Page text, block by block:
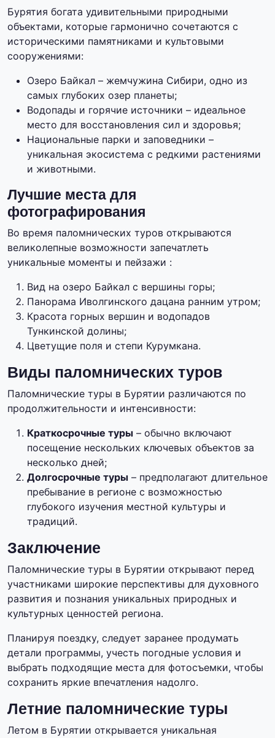
Бурятия богата удивительными природными
объектами, которые гармонично сочетаются с
историческими памятниками и культовыми
сооружениями:
Озеро Байкал – жемчужина Сибири, одно из
самых глубоких озер планеты;
Водопады и горячие источники – идеальное
место для восстановления сил и здоровья;
Национальные парки и заповедники –
уникальная экосистема с редкими растениями
и животными.
Лучшие места для
фотографирования
Во время паломнических туров открываются
великолепные возможности запечатлеть
уникальные моменты и пейзажи :
Вид на озеро Байкал с вершины горы;
Панорама Иволгинского дацана ранним утром;
Красота горных вершин и водопадов
Тункинской долины;
Цветущие поля и степи Курумкана.
Виды паломнических туров
Паломнические туры в Бурятии различаются по
продолжительности и интенсивности:
Краткосрочные туры – обычно включают
посещение нескольких ключевых объектов за
несколько дней;
Долгосрочные туры – предполагают длительное
пребывание в регионе с возможностью
глубокого изучения местной культуры и
традиций.
Заключение
Паломнические туры в Бурятии открывают перед
участниками широкие перспективы для духовного
развития и познания уникальных природных и
культурных ценностей региона.
Планируя поездку, следует заранее продумать
детали программы, учесть погодные условия и
выбрать подходящие места для фотосъемки, чтобы
сохранить яркие впечатления надолго.
Летние паломнические туры
Летом в Бурятии открывается уникальная